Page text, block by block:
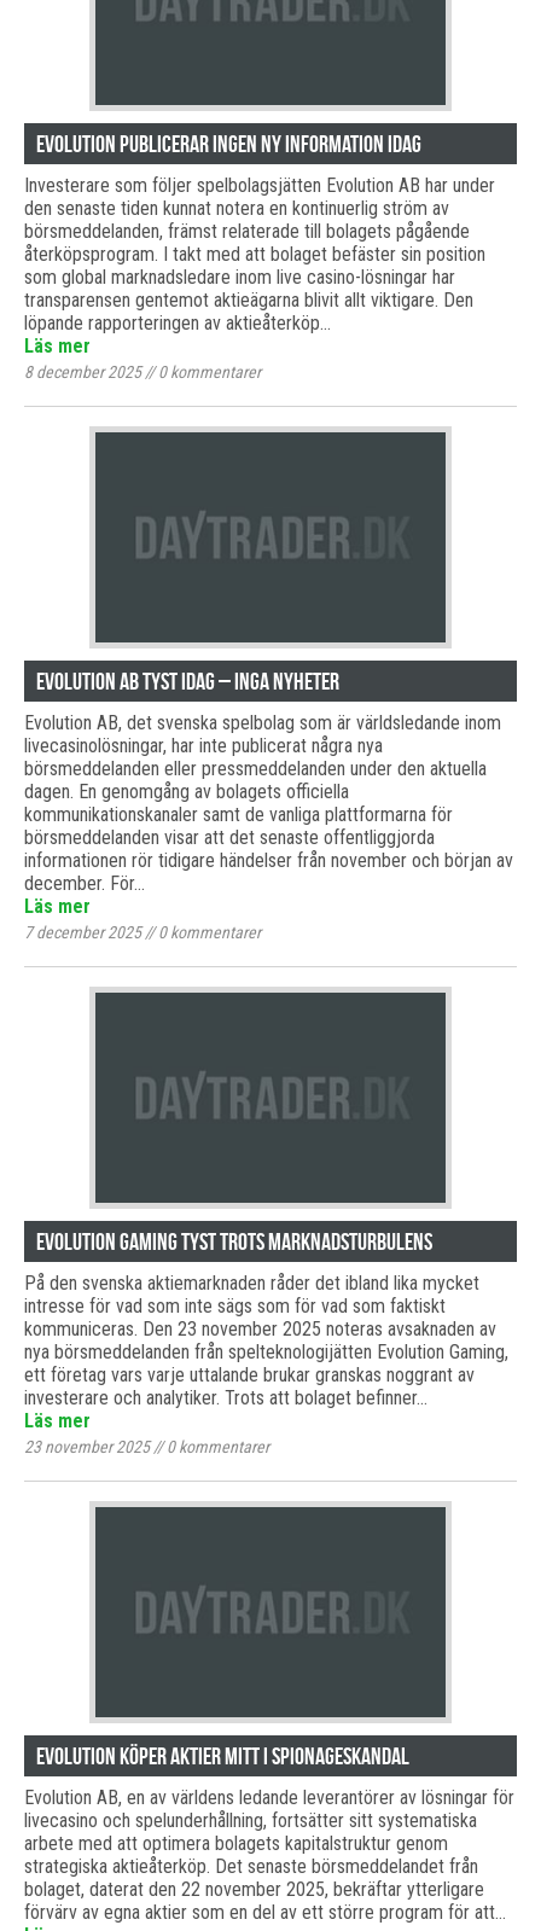
Evolution publicerar ingen ny information idag
Investerare som följer spelbolagsjätten Evolution AB har under
den senaste tiden kunnat notera en kontinuerlig ström av
börsmeddelanden, främst relaterade till bolagets pågående
återköpsprogram. I takt med att bolaget befäster sin position
som global marknadsledare inom live casino-lösningar har
transparensen gentemot aktieägarna blivit allt viktigare. Den
löpande rapporteringen av aktieåterköp…
Läs mer
8 december 2025//0kommentarer
Evolution AB tyst idag – inga nyheter
Evolution AB, det svenska spelbolag som är världsledande inom
livecasinolösningar, har inte publicerat några nya
börsmeddelanden eller pressmeddelanden under den aktuella
dagen. En genomgång av bolagets officiella
kommunikationskanaler samt de vanliga plattformarna för
börsmeddelanden visar att det senaste offentliggjorda
informationen rör tidigare händelser från november och början av
december. För…
Läs mer
7 december 2025//0kommentarer
Evolution Gaming tyst trots marknadsturbulens
På den svenska aktiemarknaden råder det ibland lika mycket
intresse för vad som inte sägs som för vad som faktiskt
kommuniceras. Den 23 november 2025 noteras avsaknaden av
nya börsmeddelanden från spelteknologijätten Evolution Gaming,
ett företag vars varje uttalande brukar granskas noggrant av
investerare och analytiker. Trots att bolaget befinner…
Läs mer
23 november 2025//0kommentarer
Evolution köper aktier mitt i spionageskandal
Evolution AB, en av världens ledande leverantörer av lösningar för
livecasino och spelunderhållning, fortsätter sitt systematiska
arbete med att optimera bolagets kapitalstruktur genom
strategiska aktieåterköp. Det senaste börsmeddelandet från
bolaget, daterat den 22 november 2025, bekräftar ytterligare
förvärv av egna aktier som en del av ett större program för att…